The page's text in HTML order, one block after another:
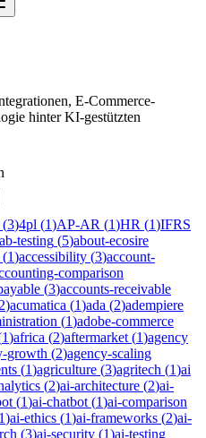
E-Commerce-
hinter KI-gestützten
(3)4pl (1)AP-AR (1)HR (1)IFRS
ab-testing (5)about-ecosire
(1)accessibility (3)account-
comparison
(3)accounts-receivable
2)acumatica (1)ada (2)adempiere
(1)adobe-commerce
1)africa (2)aftermarket (1)agency
growth (2)agency-scaling
(1)agriculture (3)agritech (1)ai
(2)ai-architecture (2)ai-
(1)ai-chatbot (1)ai-comparison
1)ai-ethics (1)ai-frameworks (2)ai-
(3)ai-security (1)ai-testing